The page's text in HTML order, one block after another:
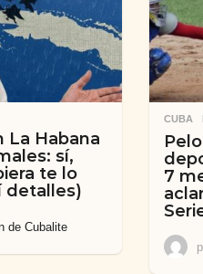
La Habana
sí,
te lo
detalles)
de Cubalite
CUBA
7